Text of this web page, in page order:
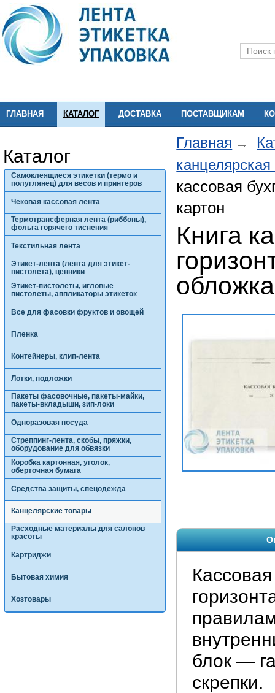
ГЛАВНАЯ КАТАЛОГ ДОСТАВКА ПОСТАВЩИКАМ
Каталог
Самоклеящиеся этикетки (термо и
полуглянец) для весов и принтеров
Чековая кассовая лента
Термотрансферная лента (риббоны),
фольга горячего тиснения
Текстильная лента
Этикет-лента (лента для этикет-
пистолета), ценники
Этикет-пистолеты, игловые
пистолеты, аппликаторы этикеток
Все для фасовки фруктов и овощей
Пленка
Контейнеры, клип-лента
Лотки, подложки
Пакеты фасовочные, пакеты-майки,
пакеты-вкладыши, зип-локи
Одноразовая посуда
Стреппинг-лента, скобы, пряжки,
оборудование для обвязки
Коробка картонная, уголок,
оберточная бумага
Средства защиты, спецодежда
Канцелярские товары
Расходные материалы для салонов
красоты
Картриджи
Бытовая химия
Хозтовары
Главная
кассовая
картон
Книга
блок —
скрепки.